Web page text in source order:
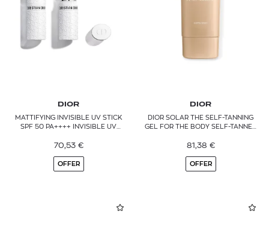
DIOR
MATTIFYING INVISIBLE UV STICK
SPF 50 PA++++ INVISIBLE UV
70,53 €
OFFER
DIOR
DIOR SOLAR THE SELF-TANNING
GEL FOR THE BODY SELF-TANNER
INTENSITY
81,38 €
OFFER